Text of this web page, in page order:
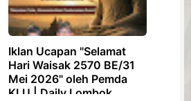
Iklan Ucapan "Selamat
Hari Waisak 2570 BE/31
Mei 2026" oleh Pemda
KLU | Daily Lombok